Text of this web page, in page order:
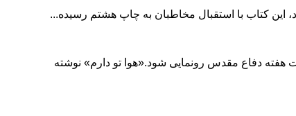
دفاع مقدس رونمایی شود.«هوا تو دارم» نوشته